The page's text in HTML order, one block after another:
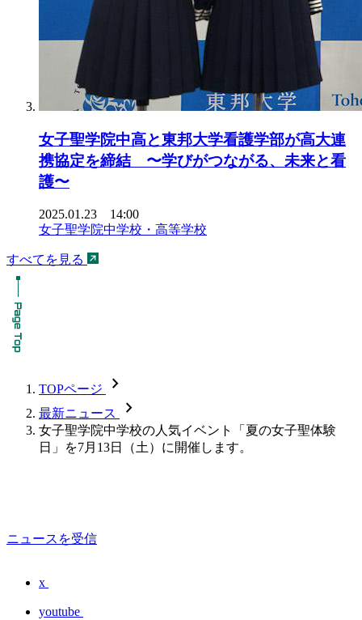
女子聖学院中高と東邦大学看護学部が高大連
携協定を締結 〜学びがつながる、未来と看
護〜
2025.01.23 14:00
女子聖学院中学校・高等学校
すべてを見る
TOPページ chevron_forward
最新ニュース chevron_forward
女子聖学院中学校の人気イベント「夏の女子聖体験
日」を7月13日（土）に開催します。
ニュースを受信
x
youtube